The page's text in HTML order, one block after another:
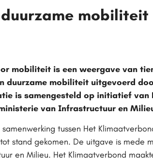
mobiliteit
mobiliteit is een weergave van
duurzame mobiliteit uitgevoerd
is samengesteld op initiatief van
van Infrastructuur en
tussen Het
stand gekomen. De uitgave is mede
en Milieu. Het Klimaatverbond